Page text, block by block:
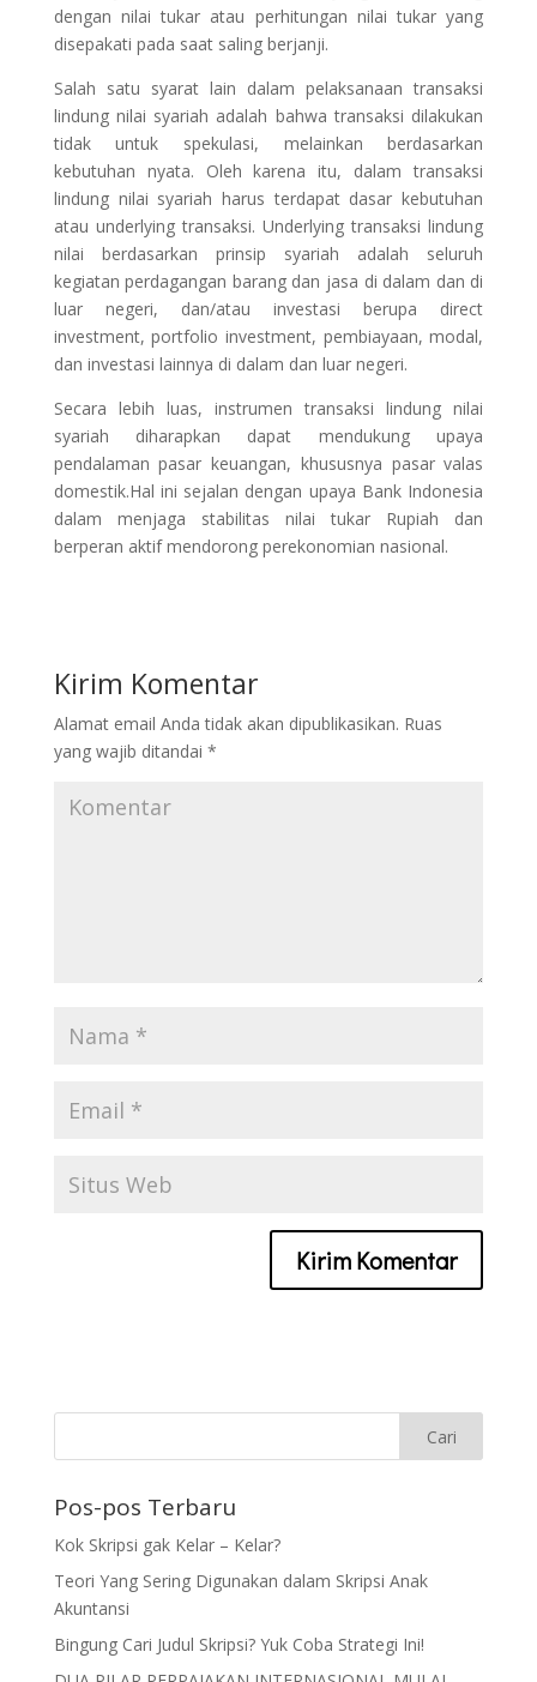
dengan nilai tukar atau perhitungan nilai tukar yang
disepakati pada saat saling berjanji.
Salah satu syarat lain dalam pelaksanaan transaksi
lindung nilai syariah adalah bahwa transaksi dilakukan
tidak untuk spekulasi, melainkan berdasarkan
kebutuhan nyata. Oleh karena itu, dalam transaksi
lindung nilai syariah harus terdapat dasar kebutuhan
atau underlying transaksi. Underlying transaksi lindung
nilai berdasarkan prinsip syariah adalah seluruh
kegiatan perdagangan barang dan jasa di dalam dan di
luar negeri, dan/atau investasi berupa direct
investment, portfolio investment, pembiayaan, modal,
dan investasi lainnya di dalam dan luar negeri.
Secara lebih luas, instrumen transaksi lindung nilai
syariah diharapkan dapat mendukung upaya
pendalaman pasar keuangan, khususnya pasar valas
domestik.Hal ini sejalan dengan upaya Bank Indonesia
dalam menjaga stabilitas nilai tukar Rupiah dan
berperan aktif mendorong perekonomian nasional.
Kirim Komentar
Alamat email Anda tidak akan dipublikasikan. Ruas
yang wajib ditandai *
Pos-pos Terbaru
Kok Skripsi gak Kelar – Kelar?
Teori Yang Sering Digunakan dalam Skripsi Anak
Akuntansi
Bingung Cari Judul Skripsi? Yuk Coba Strategi Ini!